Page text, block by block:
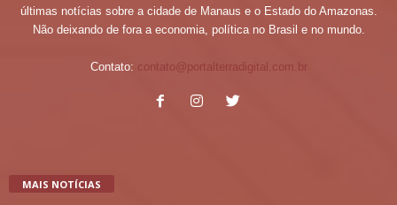
últimas notícias sobre a cidade de Manaus e o Estado do Amazonas.
Não deixando de fora a economia, política no Brasil e no mundo.
Contato: contato@portalterradigital.com.br
MAIS NOTÍCIAS